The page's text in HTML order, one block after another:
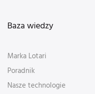
Baza wiedzy
Marka Lotari
Poradnik
Nasze technologie